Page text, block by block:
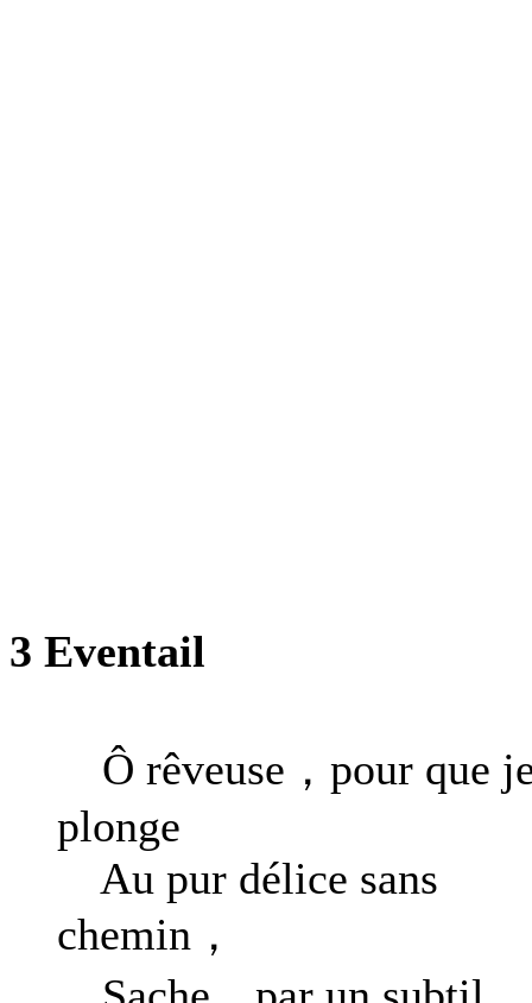
3 Eventail
Ô rêveuse，pour que
plonge
Au pur délice sans
chemin，